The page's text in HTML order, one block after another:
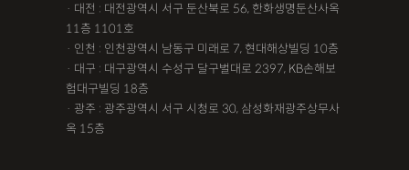
· 대전 : 대전광역시 서구 둔산북로 56, 한화생명둔산사옥
11층 1101호
· 인천 : 인천광역시 남동구 미래로 7, 현대해상빌딩 10층
· 대구 : 대구광역시 수성구 달구벌대로 2397, KB손해보
험대구빌딩 18층
· 광주 : 광주광역시 서구 시청로 30, 삼성화재광주상무사
옥 15층